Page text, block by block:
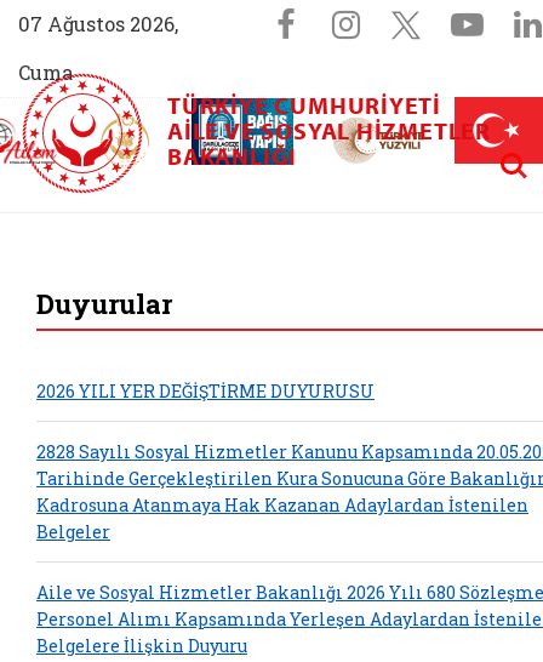
07 Ağustos 2026,
Cuma
Sosyal
Facebook
Instagram
X
Aile (yeni sekmede açılır)
AİLEM İletişim Merkezi (yeni sekmede açılır)
Aile ve Nüfus On Yılı (yeni sekmede açılır)
Darülaceze bağış sayfası (yeni
TÜRKIYE CUMHURIYETI
AILE VE SOSYAL HIZMETLER
BAKANLIĞI
Duyurular
2026 YILI YER DEĞİŞTİRME DUYURUSU
2828 Sayılı Sosyal Hizmetler Kanunu Kapsamında
Tarihinde Gerçekleştirilen Kura Sonucuna Göre
Kadrosuna Atanmaya Hak Kazanan Adaylardan İstenilen
Belgeler
Aile ve Sosyal Hizmetler Bakanlığı 2026 Yılı 680
Personel Alımı Kapsamında Yerleşen Adaylardan
Belgelere İlişkin Duyuru